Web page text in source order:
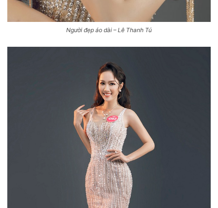
Người đẹp áo dài – Lê Thanh Tú